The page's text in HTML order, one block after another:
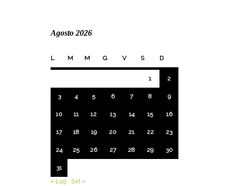
Agosto 2026
L M M G V S D
1 2
3 4 5 6 7 8 9
10 11 12 13 14 15 16
17 18 19 20 21 22 23
24 25 26 27 28 29 30
31
« Lug
Set »